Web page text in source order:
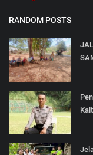
RANDOM POSTS